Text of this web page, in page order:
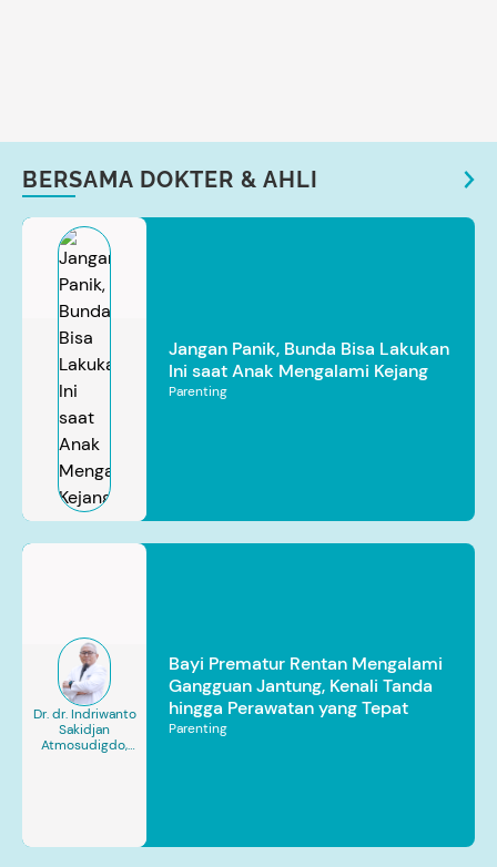
BERSAMA DOKTER & AHLI
Jangan Panik, Bunda Bisa Lakukan
Ini saat Anak Mengalami Kejang
Parenting
Dr. dr. Indriwanto
Sakidjan
Atmosudigdo,
Bayi Prematur Rentan Mengalami
Gangguan Jantung, Kenali Tanda
hingga Perawatan yang Tepat
Parenting